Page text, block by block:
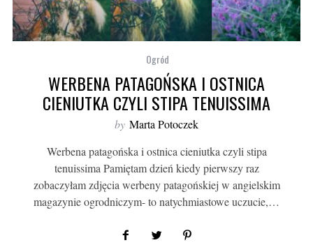
Ogród
WERBENA PATAGOŃSKA I OSTNICA
CIENIUTKA CZYLI STIPA TENUISSIMA
by Marta Potoczek
Werbena patagońska i ostnica cieniutka czyli stipa
tenuissima Pamiętam dzień kiedy pierwszy raz
zobaczyłam zdjęcia werbeny patagońskiej w angielskim
magazynie ogrodniczym- to natychmiastowe uczucie,…